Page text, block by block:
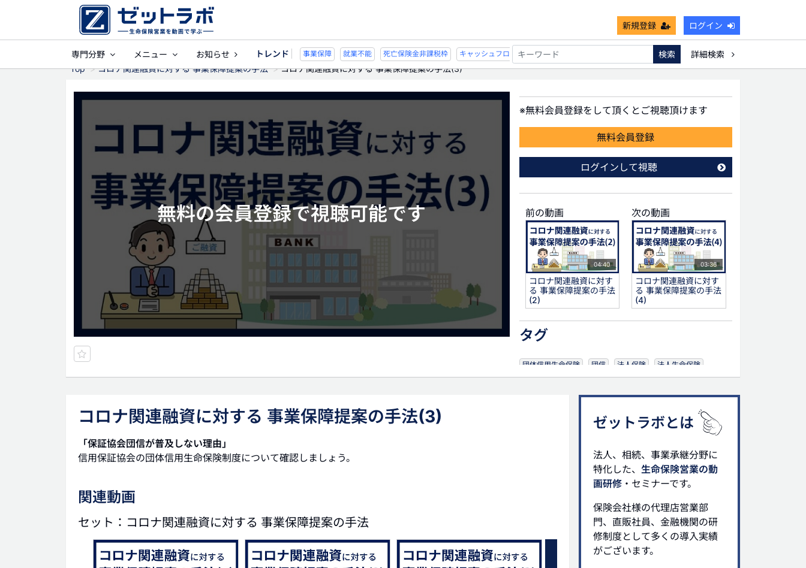
新規登録 ログイン
専門分野 メニュー お知らせ トレンド
事業保障 就業不能 死亡保険金非課税枠 キャッシュフロー 宗教法人 事業保障 就業不能 死亡保険金非課税枠 キャッシュフロー 宗教法人
検索
詳細検索
Top
コロナ関連融資に対する 事業保障提案の手法 コロナ関連融資に対する 事業保障提案の手法(3)
無料の会員登録で視聴可能です
※無料会員登録をして頂くとご視聴頂けます
無料会員登録
ログインして視聴
前の動画
04:40
コロナ関連融資に対す
る 事業保障提案の手法
(2)
次の動画
03:36
コロナ関連融資に対す
る 事業保障提案の手法
(4)
タグ
団体信用生命保険 団信 法人保険 法人生命保険
コロナ関連融資に対する 事業保障提案の手法(3)
「保証協会団信が普及しない理由」
信用保証協会の団体信用生命保険制度について確認しましょう。
関連動画
セット：コロナ関連融資に対する 事業保障提案の手法
ゼットラボとは
法人、相続、事業承継分野に
特化した、 生命保険営業の動
画研修 ・セミナーです。
保険会社様の代理店営業部
門、直販社員、金融機関の研
修制度として多くの導入実績
がございます。